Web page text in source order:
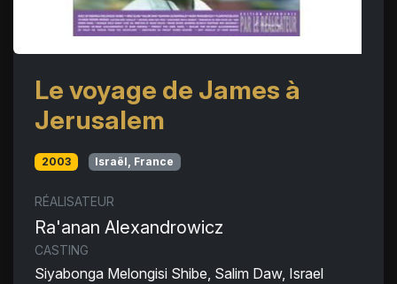
Le voyage de James à
Jerusalem
2003 Israël, France
RÉALISATEUR
Ra'anan Alexandrowicz
CASTING
Siyabonga Melongisi Shibe, Salim Daw, Israel